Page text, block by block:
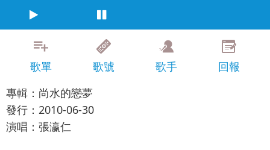
歌單 歌號 歌手
回報
專輯：尚水的戀夢
發行：2010-06-30
演唱：張瀛仁